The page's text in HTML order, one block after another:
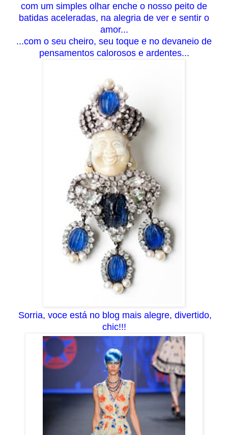
com um simples olhar enche o nosso peito de
batidas aceleradas, na alegria de ver e sentir o
amor...
...com o seu cheiro, seu toque e no devaneio de
pensamentos calorosos e ardentes...
Sorria, voce está no blog mais alegre, divertido,
chic!!!